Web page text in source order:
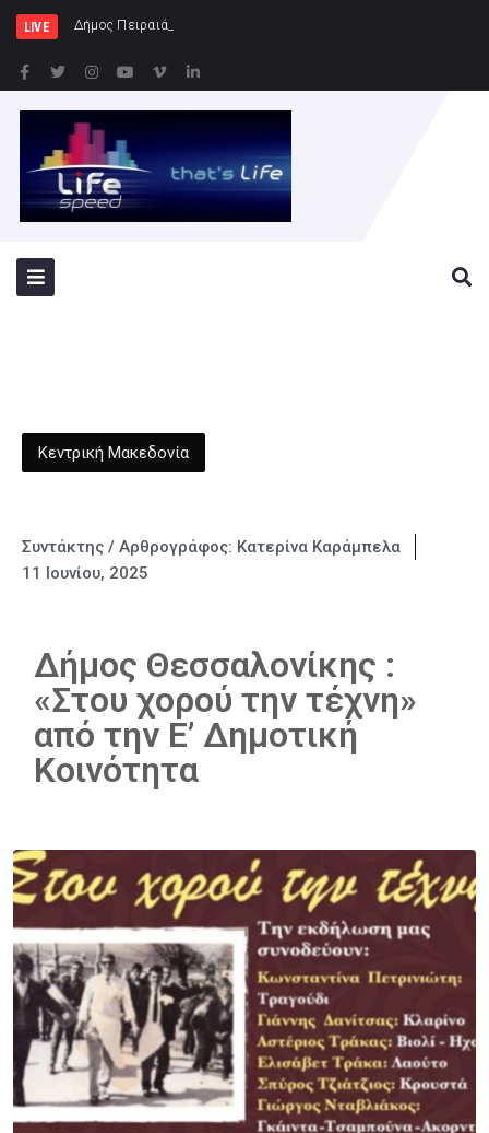
LIVE Δήμος Πειραιά : Συγκέντρωση ειδών
Κεντρική Μακεδονία
Συντάκτης / Αρθρογράφος: Κατερίνα Καράμπελα
11 Ιουνίου, 2025
Δήμος Θεσσαλονίκης :
«Στου χορού την τέχνη»
από την Ε’ Δημοτική
Κοινότητα